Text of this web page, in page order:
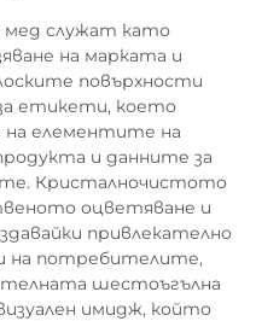
мед служат като
на марката и
повърхности
етикети, което
на елементите на
и данните за
Кристалночистото
оцветяване и
привлекателно
на потребителите,
шестоъгълна
имидж, който